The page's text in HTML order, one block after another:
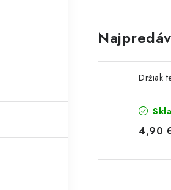
Držiak
4,90